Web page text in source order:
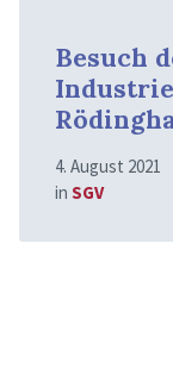
Besuch
4. August 2021
in SGV